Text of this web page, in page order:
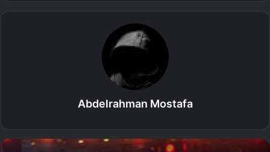
Abdelrahman Mostafa